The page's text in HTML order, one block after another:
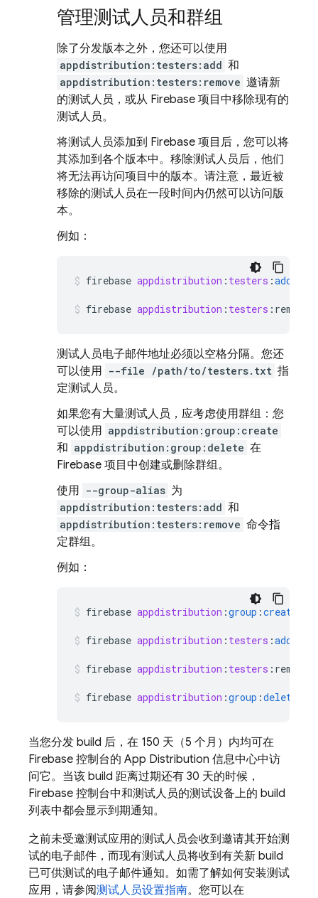
管理测试人员和群组
除了分发版本之外，您还可以使用
appdistribution:testers:add 和
appdistribution:testers:remove 邀请新
的测试人员，或从 Firebase 项目中移除现有的
测试人员。
将测试人员添加到 Firebase 项目后，您可以将
其添加到各个版本中。移除测试人员后，他们
将无法再访问项目中的版本。请注意，最近被
移除的测试人员在一段时间内仍然可以访问版
本。
例如：
firebase appdistribution : testers :add
firebase appdistribution : testers : remove
测试人员电子邮件地址必须以空格分隔。您还
可以使用 --file /path/to/testers.txt 指
定测试人员。
如果您有大量测试人员，应考虑使用群组：您
可以使用 appdistribution:group:create
和 appdistribution:group:delete 在
Firebase 项目中创建或删除群组。
使用 --group-alias 为
appdistribution:testers:add 和
appdistribution:testers:remove 命令指
定群组。
例如：
firebase appdistribution :group :create
firebase appdistribution : testers :add
firebase appdistribution : testers : remove
firebase appdistribution :group :delete
当您分发 build 后，在 150 天（5 个月）内均可在
Firebase 控制台的 App Distribution 信息中心中访
问它。当该 build 距离过期还有 30 天的时候，
Firebase 控制台中和测试人员的测试设备上的 build
列表中都会显示到期通知。
之前未受邀测试应用的测试人员会收到邀请其开始测
试的电子邮件，而现有测试人员将收到有关新 build
已可供测试的电子邮件通知。如需了解如何安装测试
应用，请参阅测试人员设置指南。您可以在